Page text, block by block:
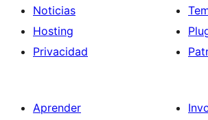
Noticias
Hosting
Privacidad
Aprender